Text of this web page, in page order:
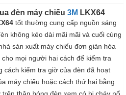
đèn máy chiếu 3M LKX64
tốt thường cung cấp nguồn sáng
không kéo dài mãi mãi và cuối cùng
sản xuất máy chiếu đơn giản hóa
mọi người hai cách để kiểm tra
cách kiểm tra giờ của đèn đã hoạt
máy chiếu hoặc cách thứ hai bằng